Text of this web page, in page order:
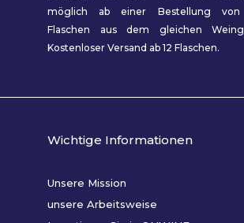
möglich ab einer Bestellung
Flaschen aus dem gleichen
Kostenloser Versand ab 12 Flaschen.
Wichtige Informationen
Unsere Mission
unsere Arbeitsweise